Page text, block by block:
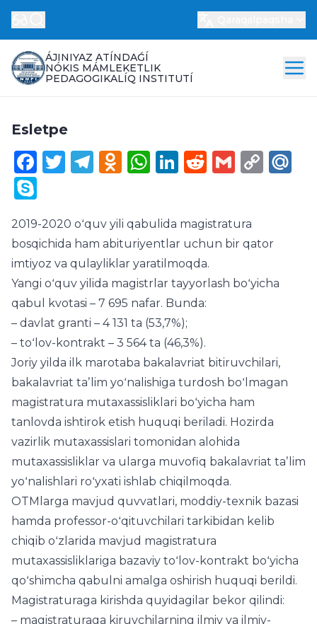
ÁJINIYAZ ATÍNDAǴÍ
NÓKIS MÁMLEKETLIK
PEDAGOGIKALÍQ INSTITUTÍ
Esletpe
Facebook
Twitter
Telegram
Odnoklassniki
WhatsApp
LinkedIn
Reddit
Gmail
2019-2020 oʻquv yili qabulida magistratura
bosqichida ham abituriyentlar uchun bir qator
imtiyoz va qulayliklar yaratilmoqda.
Yangi oʻquv yilida magistrlar tayyorlash boʻyicha
qabul kvotasi – 7 695 nafar. Bunda:
– davlat granti – 4 131 ta (53,7%);
– toʻlov-kontrakt – 3 564 ta (46,3%).
Joriy yilda ilk marotaba bakalavriat bitiruvchilari,
bakalavriat taʼlim yoʻnalishiga turdosh boʻlmagan
magistratura mutaxassisliklari boʻyicha ham
tanlovda ishtirok etish huquqi beriladi. Hozirda
vazirlik mutaxassislari tomonidan alohida
mutaxassisliklar va ularga muvofiq bakalavriat taʼlim
yoʻnalishlari roʻyxati ishlab chiqilmoqda.
OTMlarga mavjud quvvatlari, moddiy-texnik bazasi
hamda professor-oʻqituvchilari tarkibidan kelib
chiqib oʻzlarida mavjud magistratura
mutaxassisliklariga bazaviy toʻlov-kontrakt boʻyicha
qoʻshimcha qabulni amalga oshirish huquqi berildi.
Magistraturaga kirishda quyidagilar bekor qilindi:
– magistraturaga kiruvchilarning ilmiy va ilmiy-